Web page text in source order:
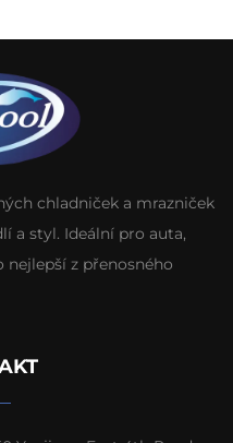
chladniček a mrazniček
a styl. Ideální pro auta,
z přenosného